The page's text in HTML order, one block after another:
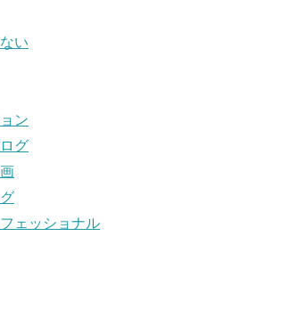
い
ン
グ
ェッショナル